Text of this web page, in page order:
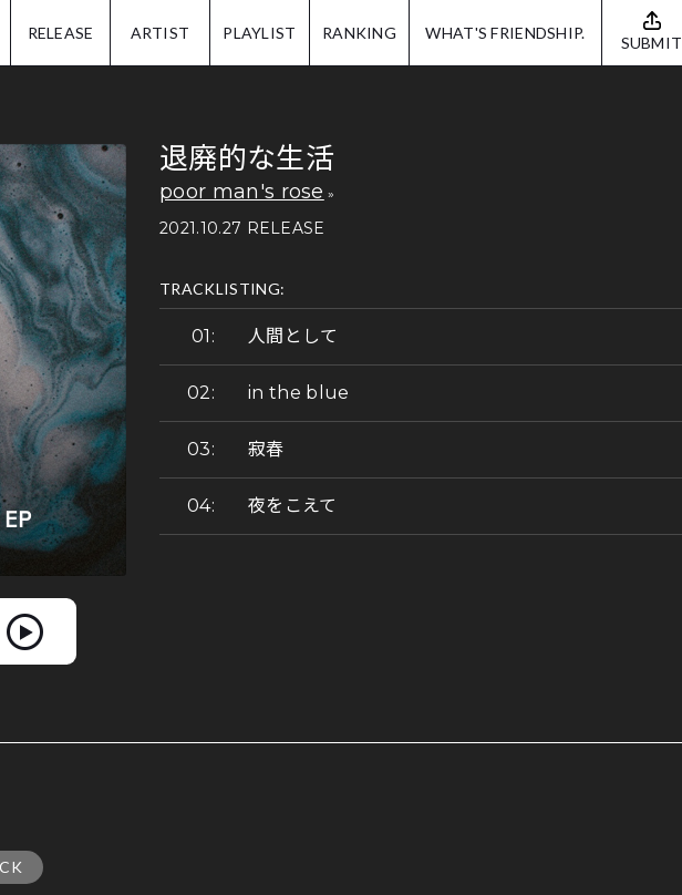
RELEASE ARTIST PLAYLIST RANKING WHAT'S FRIENDSHIP. SUBMIT
退廃的な生活
poor man's rose
2021.10.27 RELEASE
TRACKLISTING:
人間として
in the blue
寂春
夜をこえて